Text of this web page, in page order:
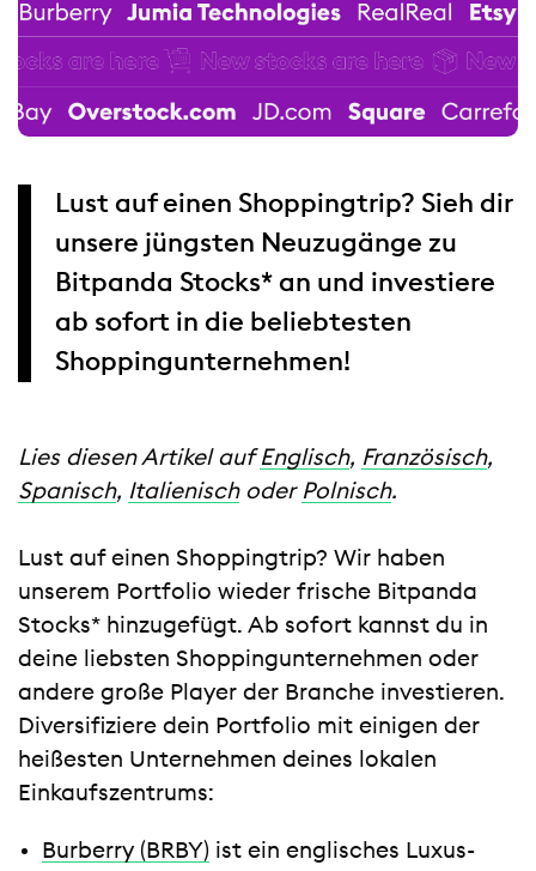
Lust auf einen Shoppingtrip? Sieh dir
unsere jüngsten Neuzugänge zu
Bitpanda Stocks* an und investiere
ab sofort in die beliebtesten
Shoppingunternehmen!
Lies diesen Artikel aufEnglisch, Französisch,
Spanisch, Italienischoder Polnisch.
Lust auf einen Shoppingtrip? Wir haben
unserem Portfolio wieder frische Bitpanda
Stocks* hinzugefügt. Ab sofort kannst du in
deine liebsten Shoppingunternehmen oder
andere große Player der Branche investieren.
Diversifiziere dein Portfolio mit einigen der
heißesten Unternehmen deines lokalen
Einkaufszentrums:
Burberry (BRBY) ist ein englisches Luxus-